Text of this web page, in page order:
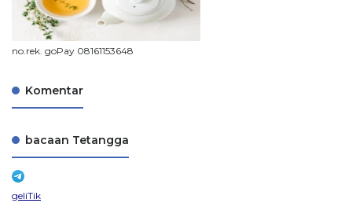
no.rek. goPay 08161153648
Komentar
bacaan Tetangga
geliTik